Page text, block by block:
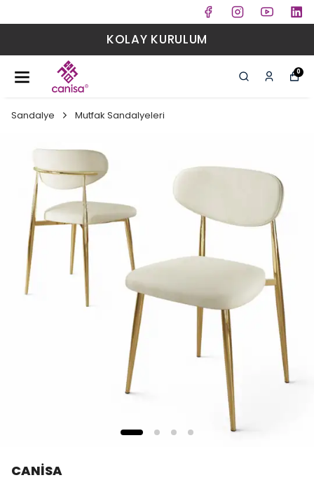
KOLAY KURULUM
0
Sandalye Mutfak Sandalyeleri
CANİSA